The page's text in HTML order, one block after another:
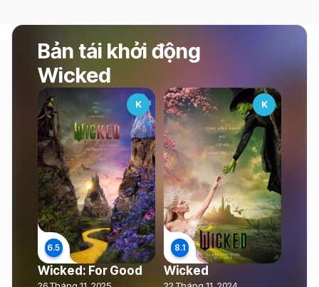
Bản tái khởi động
Wicked
K
Wicked: For Good
K
Wicked